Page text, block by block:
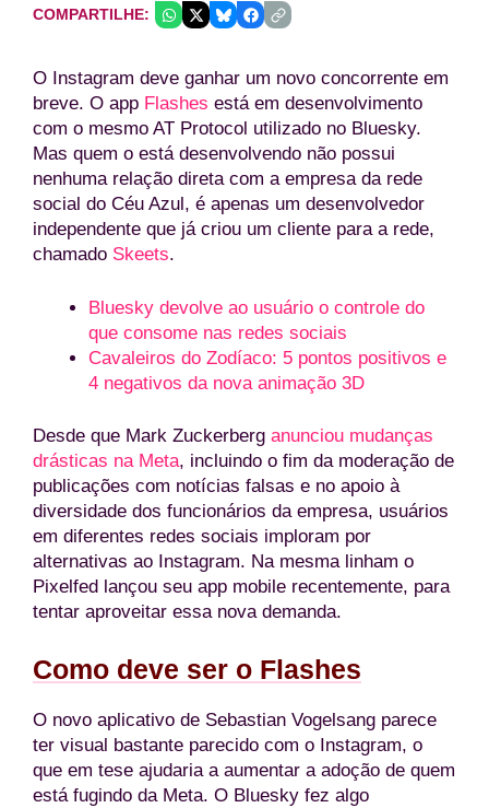
COMPARTILHE:
O Instagram deve ganhar um novo concorrente em
breve. O app Flashes está em desenvolvimento
com o mesmo AT Protocol utilizado no Bluesky.
Mas quem o está desenvolvendo não possui
nenhuma relação direta com a empresa da rede
social do Céu Azul, é apenas um desenvolvedor
independente que já criou um cliente para a rede,
chamado Skeets.
Bluesky devolve ao usuário o controle do
que consome nas redes sociais
Cavaleiros do Zodíaco: 5 pontos positivos e
4 negativos da nova animação 3D
Desde que Mark Zuckerberg anunciou mudanças
drásticas na Meta, incluindo o fim da moderação de
publicações com notícias falsas e no apoio à
diversidade dos funcionários da empresa, usuários
em diferentes redes sociais imploram por
alternativas ao Instagram. Na mesma linham o
Pixelfed lançou seu app mobile recentemente, para
tentar aproveitar essa nova demanda.
Como deve ser o Flashes
O novo aplicativo de Sebastian Vogelsang parece
ter visual bastante parecido com o Instagram, o
que em tese ajudaria a aumentar a adoção de quem
está fugindo da Meta. O Bluesky fez algo